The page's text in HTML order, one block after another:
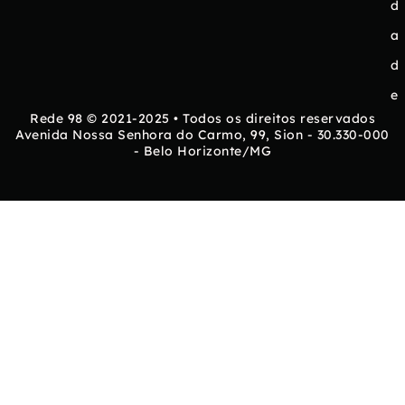
d
a
d
e
Rede 98 © 2021-2025 • Todos os direitos reservados
Avenida Nossa Senhora do Carmo, 99, Sion - 30.330-000
- Belo Horizonte/MG